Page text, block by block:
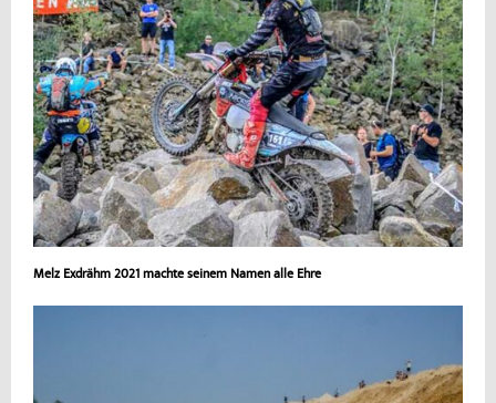
Melz Exdrähm 2021 machte seinem Namen alle Ehre